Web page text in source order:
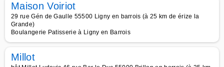
Maison Voiriot
29 rue Gén de Gaulle 55500 Ligny en barrois (à 25 km de érize la
Grande)
Boulangerie Patisserie à Ligny en Barrois
Millot